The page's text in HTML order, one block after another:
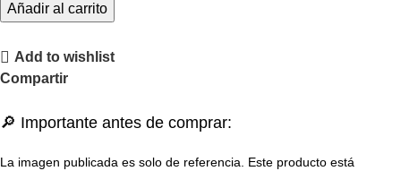
Añadir al carrito
Add to wishlist
Compartir
🔎 Importante antes de comprar:
La imagen publicada es solo de referencia. Este producto está